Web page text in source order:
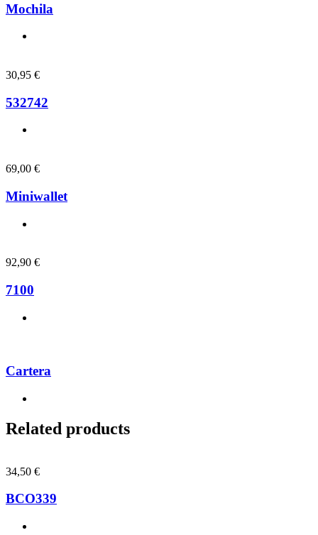
Mochila
30,95 €
532742
69,00 €
Miniwallet
92,90 €
7100
Cartera
Related products
34,50 €
BCO339